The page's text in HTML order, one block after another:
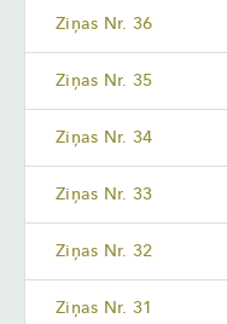
Ziņas Nr. 36
Ziņas Nr. 35
Ziņas Nr. 34
Ziņas Nr. 33
Ziņas Nr. 32
Ziņas Nr. 31